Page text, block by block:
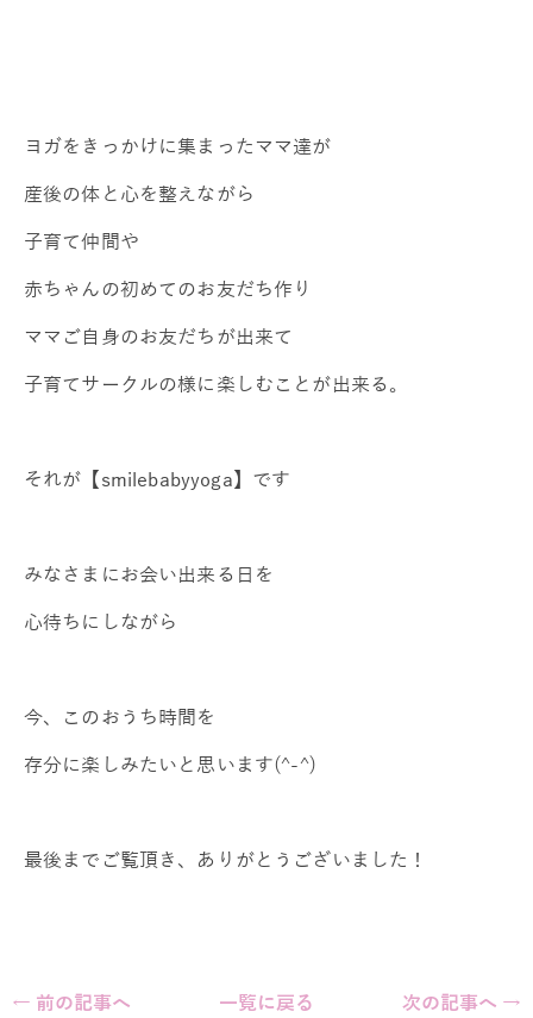
ヨガをきっかけに集まったママ達が
産後の体と心を整えながら
子育て仲間や
赤ちゃんの初めてのお友だち作り
ママご自身のお友だちが出来て
子育てサークルの様に楽しむことが出来る。
それが【smilebabyyoga】です
みなさまにお会い出来る日を
心待ちにしながら
今、このおうち時間を
存分に楽しみたいと思います(^-^)
最後までご覧頂き、ありがとうございました！
← 前の記事へ 一覧に戻る 次の記事へ →